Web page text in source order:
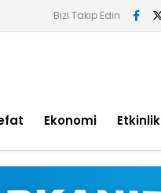
Bizi Takip Edin
Ekonomi Etkinlik